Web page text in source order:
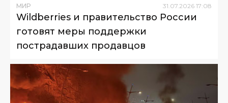
МИР 31.07.2026 17:08
Wildberries и правительство России
готовят меры поддержки
пострадавших продавцов